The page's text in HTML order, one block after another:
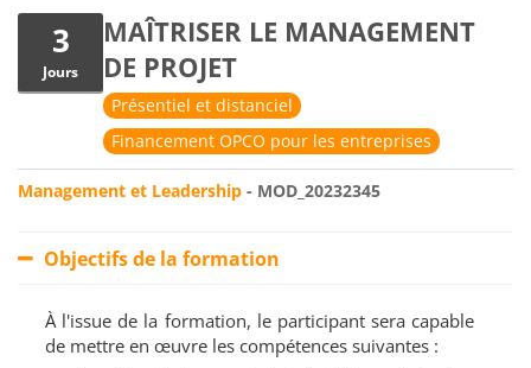
3
Jours
MAÎTRISER LE MANAGEMENT
DE PROJET
Présentiel et distanciel
Financement OPCO pour les entreprises
Management et Leadership - MOD_20232345
Objectifs de la formation
À l'issue de la formation, le participant sera capable
de mettre en œuvre les compétences suivantes :